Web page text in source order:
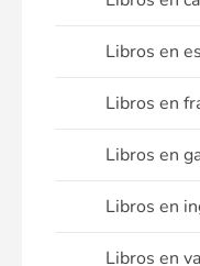
Libros en
Libros en
Libros en
Libros en
Libros en